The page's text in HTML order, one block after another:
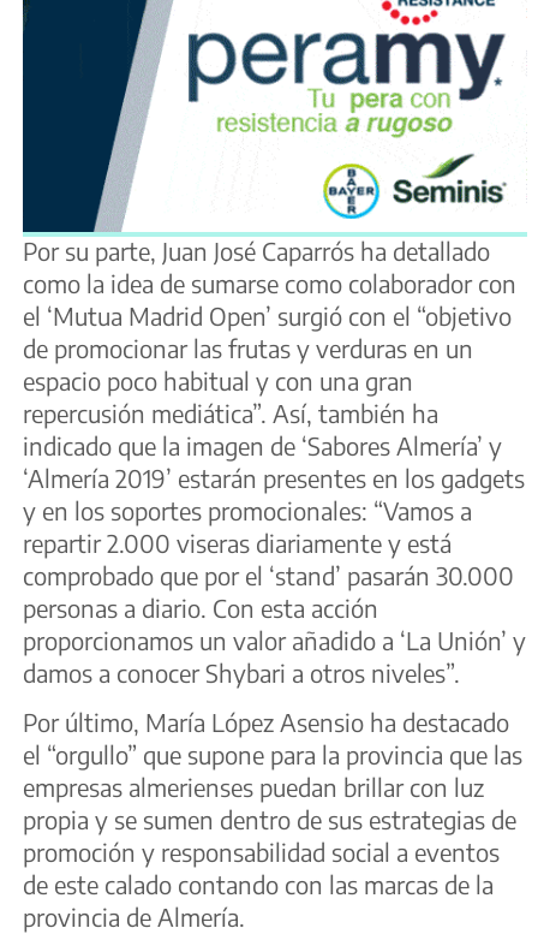
Por su parte, Juan José Caparrós ha detallado
como la idea de sumarse como colaborador con
el ‘Mutua Madrid Open’ surgió con el “objetivo
de promocionar las frutas y verduras en un
espacio poco habitual y con una gran
repercusión mediática”. Así, también ha
indicado que la imagen de ‘Sabores Almería’ y
‘Almería 2019’ estarán presentes en los gadgets
y en los soportes promocionales: “Vamos a
repartir 2.000 viseras diariamente y está
comprobado que por el ‘stand’ pasarán 30.000
personas a diario. Con esta acción
proporcionamos un valor añadido a ‘La Unión’ y
damos a conocer Shybari a otros niveles”.
Por último, María López Asensio ha destacado
el “orgullo” que supone para la provincia que las
empresas almerienses puedan brillar con luz
propia y se sumen dentro de sus estrategias de
promoción y responsabilidad social a eventos
de este calado contando con las marcas de la
provincia de Almería.